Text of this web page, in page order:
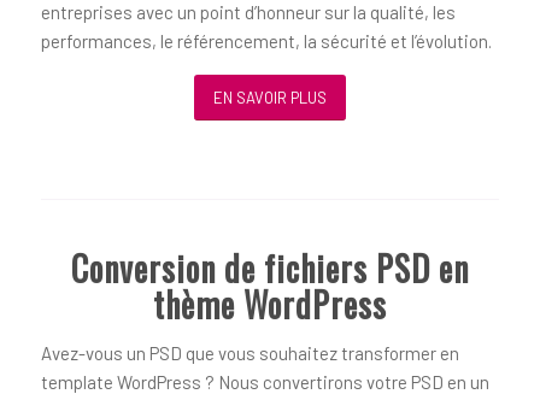
entreprises avec un point d’honneur sur la qualité, les
performances, le référencement, la sécurité et l’évolution.
EN SAVOIR PLUS
Conversion de fichiers PSD en
thème WordPress
Avez-vous un PSD que vous souhaitez transformer en
template WordPress ? Nous convertirons votre PSD en un